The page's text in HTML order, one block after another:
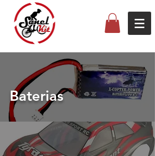
Baterias